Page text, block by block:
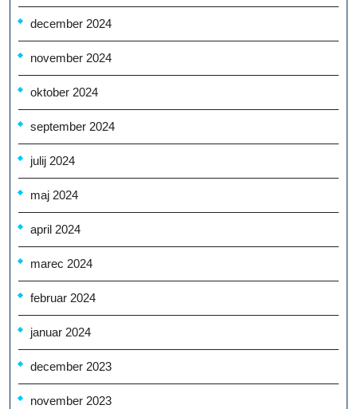
december 2024
november 2024
oktober 2024
september 2024
julij 2024
maj 2024
april 2024
marec 2024
februar 2024
januar 2024
december 2023
november 2023